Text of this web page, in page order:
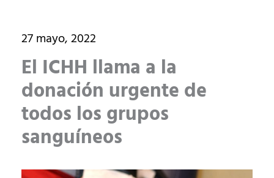
27 mayo, 2022
El ICHH llama a la
donación urgente de
todos los grupos
sanguíneos